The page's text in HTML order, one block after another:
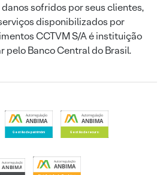
sofridos por seus clientes,
disponibilizados por
CCTVM S/A é instituição
pelo Banco Central do Brasil.